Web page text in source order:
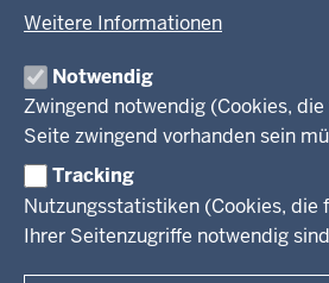
Weitere Informationen
Notwendig
Zwingend notwendig (Cookies,
Seite zwingend vorhanden sein
Tracking
Nutzungsstatistiken (Cookies, die
Ihrer Seitenzugriffe notwendig
Leitung des Hauses
Organisation
Arbeitgeber Ministerium
Rechtsgrundlagen
Kultur
Wissenschaft, Forschung, Lehre und
Weiterbildung
Presse
Service
Kontakt